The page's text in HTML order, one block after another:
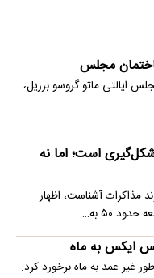
مجلس
ایالتی ماتو گروسو برزیل،
است؛ اما نه
مذاکرات آشناست، اظهار
۵۰ به…